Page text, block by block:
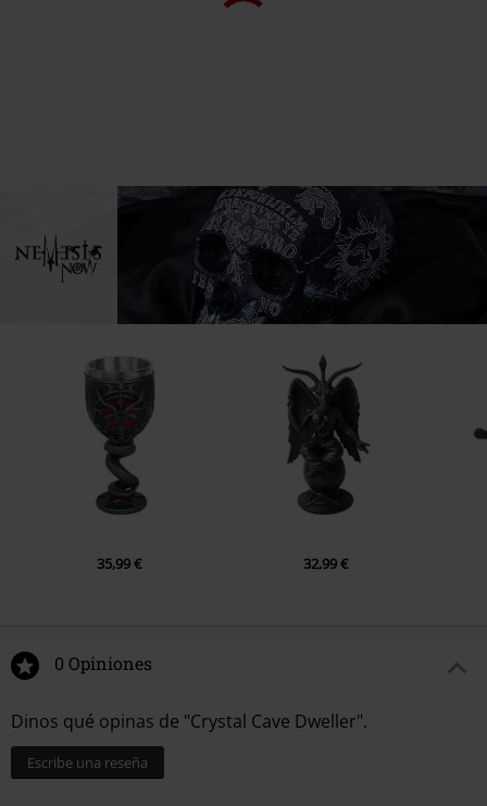
35,99 € 32,99 €
0 Opiniones
Dinos qué opinas de "Crystal Cave Dweller".
Escribe una reseña